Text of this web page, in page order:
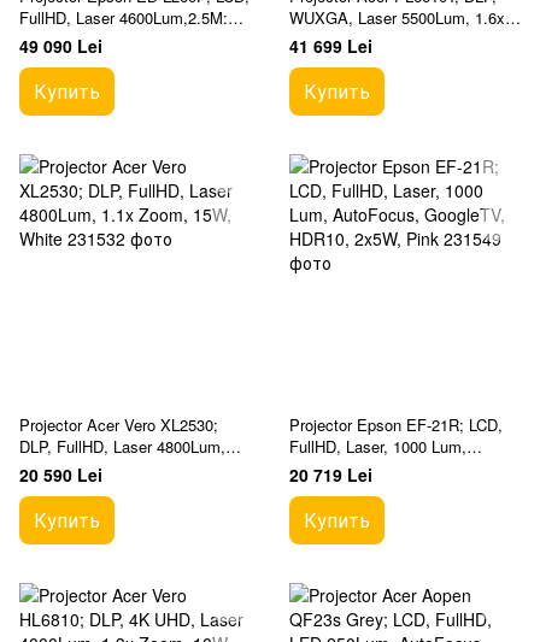
FullHD, Laser 4600Lum,2.5M:1,
1,62x Zoom, Wi-Fi,
Miracast,16W, White
49 090 Lei
Купить
WUXGA, Laser 5500Lum, 1.6x
Zoom, Lens Shift, LAN, 2x10W,
White
41 699 Lei
Купить
Projector Acer Vero XL2530;
DLP, FullHD, Laser 4800Lum,
1.1x Zoom, 15W, White
20 590 Lei
Купить
Projector Epson EF-21R; LCD,
FullHD, Laser, 1000 Lum,
AutoFocus, GoogleTV, HDR10,
2x5W, Pink
20 719 Lei
Купить